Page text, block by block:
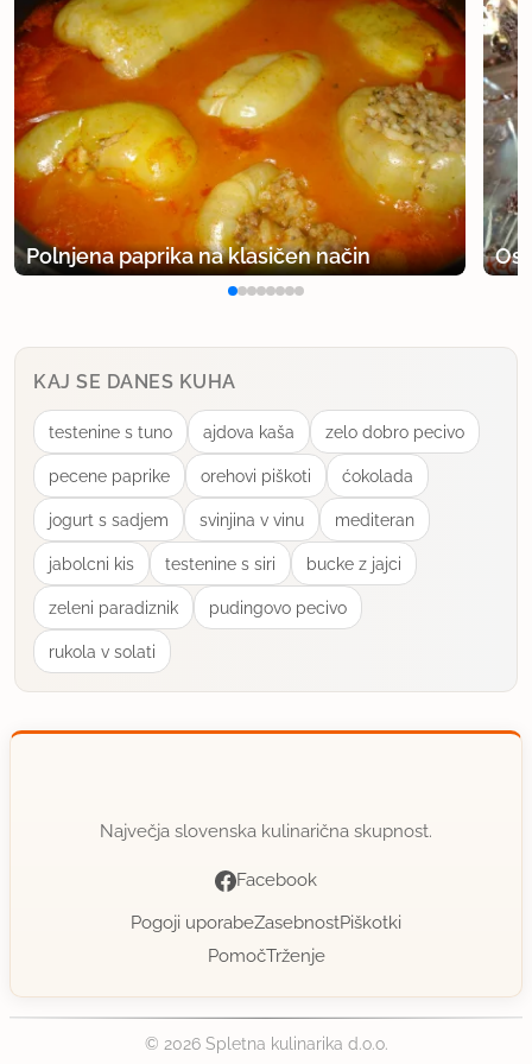
Hvala!
uporabno
helgula
član od 2006 551 sporočil
1.6.2006 ob 14:30
Skuhala včeraj. Danes bo za kosilo. Ocena ob
pokušanju: zelo okusno.
tamalaursa
član od 2006 795 sporočil
22.6.2006 ob 16:03
Super! Danes bo za kosilo.
uporabno
Zelo dobro.
2960 sporočil
Polnjena paprika na klasičen način
KAJ SE DANES KUHA
testenine s tuno ajdova kaša zelo dobro pecivo
pecene paprike orehovi piškoti ćokolada
jogurt s sadjem svinjina v vinu mediteran
jabolcni kis testenine s siri bucke z jajci
zeleni paradiznik pudingovo pecivo
rukola v solati
Največja slovenska kulinarična skupnost.
Facebook
Pogoji uporabeZasebnostPiškotki
PomočTrženje
© 2026 Spletna kulinarika d.o.o.